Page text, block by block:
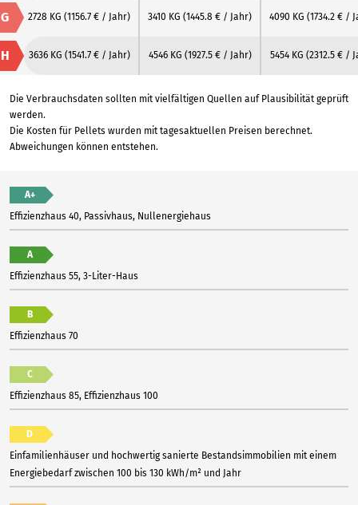
G 2728 KG (1156.7 € / Jahr) 3410 KG (1445.8 € / Jahr) 4090 KG (1734.2 € /
H 3636 KG (1541.7 € / Jahr) 4546 KG (1927.5 € / Jahr) 5454 KG (2312.5 € /
Die Verbrauchsdaten sollten mit vielfältigen Quellen auf Plausibilität geprüft
werden.
Die Kosten für Pellets wurden mit tagesaktuellen Preisen berechnet.
Abweichungen können entstehen.
A+
Effizienzhaus 40, Passivhaus, Nullenergiehaus
A
Effizienzhaus 55, 3-Liter-Haus
B
Effizienzhaus 70
C
Effizienzhaus 85, Effizienzhaus 100
D
Einfamilienhäuser und hochwertig sanierte Bestandsimmobilien mit einem
Energiebedarf zwischen 100 bis 130 kWh/m² und Jahr